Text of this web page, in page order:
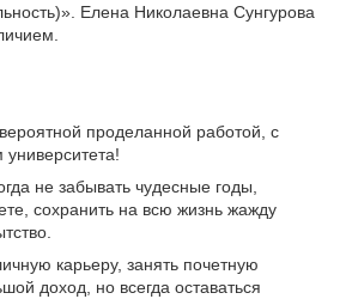
Елена Николаевна Сунгурова
проделанной работой, с
не забывать чудесные годы,
сохранить на всю жизнь жажду
карьеру, занять почетную
доход, но всегда оставаться